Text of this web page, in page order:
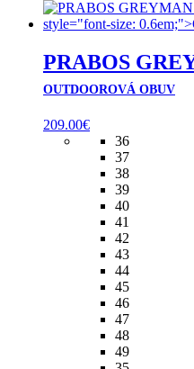
PRABOS
OUTDOOROVÁ OBUV
209.00€
36
37
38
39
40
41
42
43
44
45
46
47
48
49